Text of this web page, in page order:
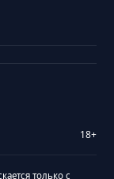
18+
только с